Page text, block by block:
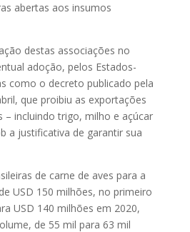
abertas aos insumos
destas associações no
adoção, pelos Estados-
como o decreto publicado pela
que proibiu as exportações
– incluindo trigo, milho e açúcar
a justificativa de garantir sua
de carne de aves para a
USD 150 milhões, no primeiro
USD 140 milhões em 2020,
de 55 mil para 63 mil